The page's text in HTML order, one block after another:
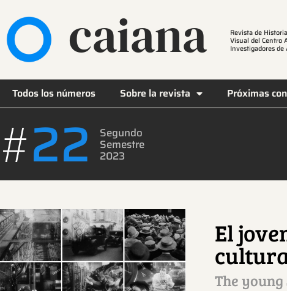
caiana Revista de
Visual del Centro
Investigadores de
Todos los números Sobre la revista Próximas
#22 Segundo
Semestre
2023
El
The